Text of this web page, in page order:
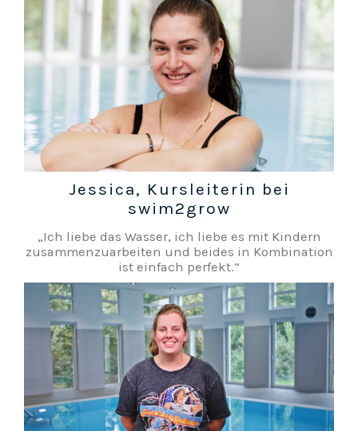
Jessica, Kursleiterin bei
swim2grow
„Ich liebe das Wasser, ich liebe es mit Kindern
zusammenzuarbeiten und beides in Kombination
ist einfach perfekt.“